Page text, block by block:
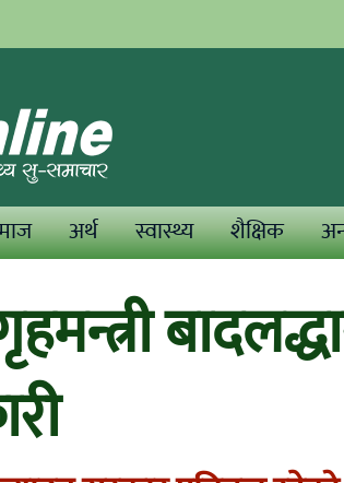
अर्थ स्वास्थ्य शैक्षिक